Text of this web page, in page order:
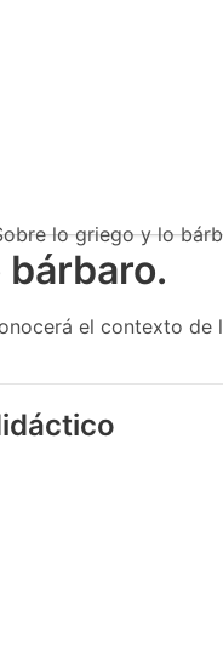
lo griego y lo
el contexto